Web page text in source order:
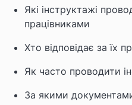
Які інструктажі
працівниками
Хто відповідає за їх
Як часто проводити
За якими